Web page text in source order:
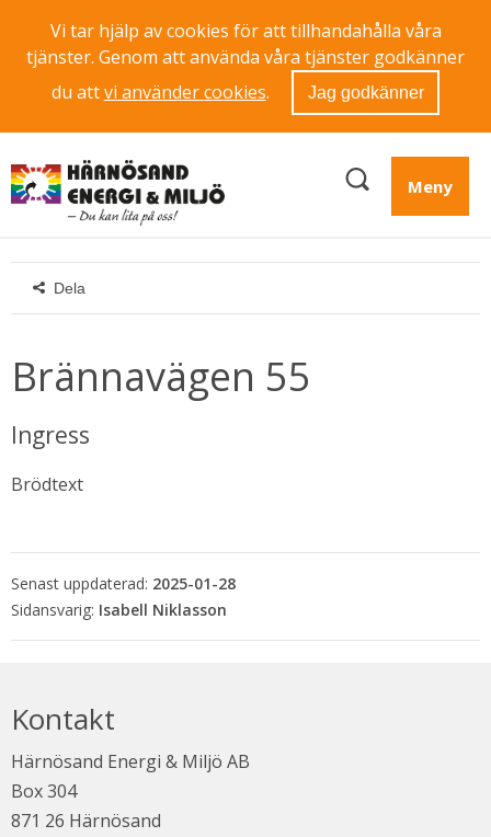
Vi tar hjälp av cookies för att tillhandahålla våra
tjänster. Genom att använda våra tjänster godkänner
du attvi använder cookies. Jag godkänner
Meny
Dela
Brännavägen 55
Ingress
Brödtext
Senast uppdaterad: 2025-01-28
Isabell Niklasson
Kontakt
Härnösand Energi & Miljö AB
Box 304
871 26 Härnösand